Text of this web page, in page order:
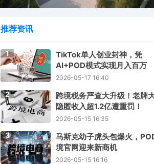
推荐资讯
1
TikTok单人创业封神，凭
AI+POD模式实现月入百万
2026-05-17 16:40
2
跨境税务严查大升级！老牌
隐匿收入超1.2亿遭重罚！
2026-05-15 16:35
3
马斯克幼子虎头包爆火，
境官网迎来新商机
2026-05-15 16:16